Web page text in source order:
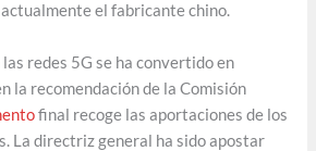
el fabricante chino.
redes 5G se ha convertido en
la recomendación de la Comisión
final recoge las aportaciones de los
La directriz general ha sido apostar